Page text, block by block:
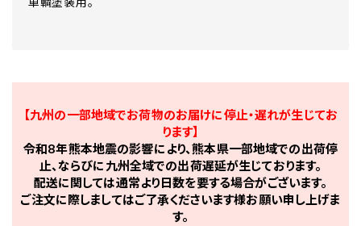
【九州の一部地域でお荷物のお届けに停止・遅れが生じてお
ります】
令和8年熊本地震の影響により、熊本県一部地域での出荷停
止、ならびに九州全域での出荷遅延が生じております。
配送に関しては通常より日数を要する場合がございます。
ご注文に際しましてはご了承くださいます様お願い申し上げま
す。